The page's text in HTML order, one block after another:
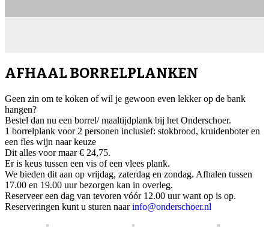
AFHAAL BORRELPLANKEN
Geen zin om te koken of wil je gewoon even lekker op de bank
hangen?
Bestel dan nu een borrel/ maaltijdplank bij het Onderschoer.
1 borrelplank voor 2 personen inclusief: stokbrood, kruidenboter en
een fles wijn naar keuze
Dit alles voor maar € 24,75.
Er is keus tussen een vis of een vlees plank.
We bieden dit aan op vrijdag, zaterdag en zondag. Afhalen tussen
17.00 en 19.00 uur bezorgen kan in overleg.
Reserveer een dag van tevoren vóór 12.00 uur want op is op.
Reserveringen kunt u sturen naarinfo@onderschoer.nl